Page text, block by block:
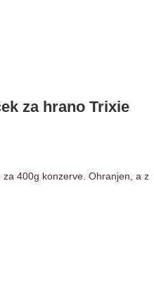
za hrano Trixie
400g konzerve. Ohranjen, a z